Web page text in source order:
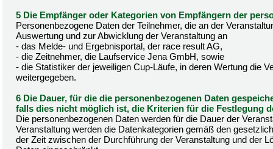
5 Die Empfänger oder Kategorien von Empfängern der
Personenbezogene Daten der Teilnehmer, die an der
Auswertung und zur Abwicklung der Veranstaltung an
- das Melde- und Ergebnisportal, der race result AG,
- die Zeitnehmer, die Laufservice Jena GmbH, sowie
- die Statistiker der jeweiligen Cup-Läufe, in deren Wertung die
weitergegeben.
6 Die Dauer, für die die personenbezogenen Daten
falls dies nicht möglich ist, die Kriterien für die Festlegung
Die personenbezogenen Daten werden für die Dauer der
Veranstaltung werden die Datenkategorien gemäß den
der Zeit zwischen der Durchführung der Veranstaltung und der